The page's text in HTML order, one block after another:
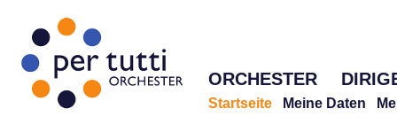
ORCHESTER
Startseite Meine Daten